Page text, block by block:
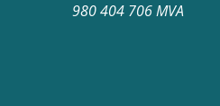
980 404 706 MVA